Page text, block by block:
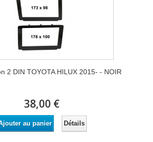
2 DIN TOYOTA HILUX 2015- - NOIR
38,00 €
au panier Détails